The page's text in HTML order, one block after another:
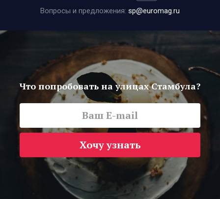
Вопросы и предложения: sp@euromag.ru
Что попробовать на улицах Стамбула?
Хочу узнать